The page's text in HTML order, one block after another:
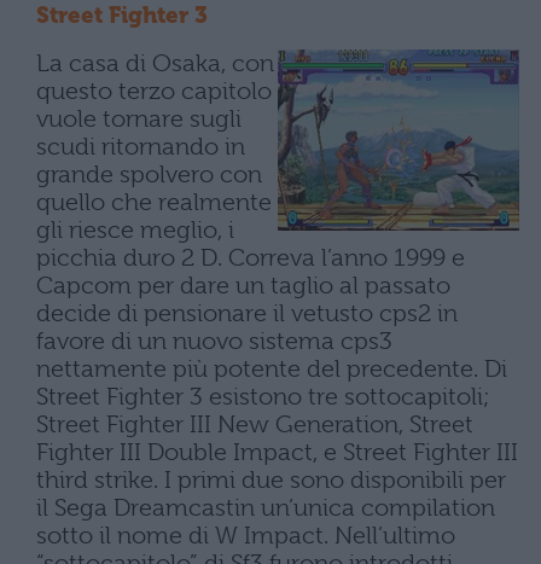
Street Fighter 3
La casa di Osaka, con
questo terzo capitolo
vuole tornare sugli
scudi ritornando in
grande spolvero con
quello che realmente
gli riesce meglio, i
picchia duro 2 D. Correva l’anno 1999 e
Capcom per dare un taglio al passato
decide di pensionare il vetusto cps2 in
favore di un nuovo sistema cps3
nettamente più potente del precedente. Di
Street Fighter 3 esistono tre sottocapitoli;
Street Fighter III New Generation, Street
Fighter III Double Impact, e Street Fighter III
third strike. I primi due sono disponibili per
il Sega Dreamcastin un’unica compilation
sotto il nome di W Impact. Nell’ultimo